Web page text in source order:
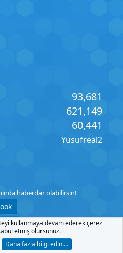
93,681
621,149
60,441
Yusufreal2
haberdar olabilirsin!
Anasayfa
R
kullanmaya devam ederek çerez
etmiş olursunuz.
Daha fazla bilgi edin.…